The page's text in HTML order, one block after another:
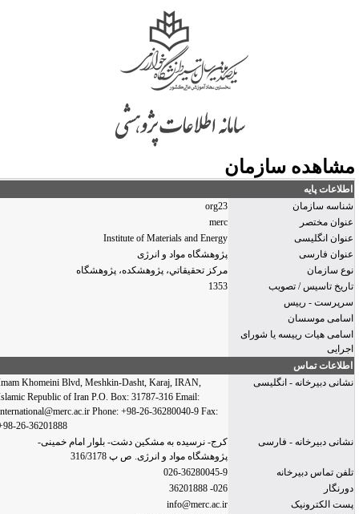
سازمان
پایه
سازمان
org23
مختصر
merc
انگلیسی
Institute of Materials and Energy
فارسی
پژوهشگاه مواد و انرژی
سازمان
مركز تحقيقاتي، پژوهشكده، پژوهشگاه
تاسیس / تصویب
1353
- رییس
موسسان
هیات رییسه یا شورای
تماس
دبیرخانه - انگلیسی
Imam Khomeini Blvd, Meshkin-Dasht, Karaj, IRAN,
Islamic Republic of Iran P.O. Box: 31787-316 Email:
international@merc.ac.ir Phone: +98-26-36280040-9 Fax:
+98-26-36201888
دبیرخانه - فارسی
کرج- نرسیده به مشکین دشت- بلوار امام خمینی-
پژوهشگاه مواد و انرژی. ص پ 316/3178
تماس دبیرخانه
026-36280045-9
026- 36201888
الكترونیک
info@merc.ac.ir